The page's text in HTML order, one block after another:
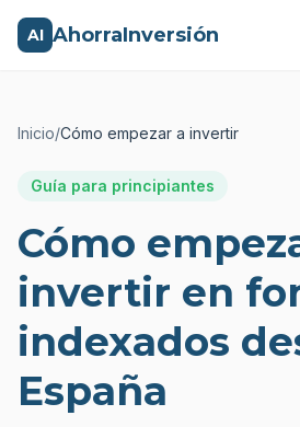
AI AhorraInversión
Inicio/Cómo empezar a invertir
Guía para principiantes
Cómo
invertir en
indexados
España